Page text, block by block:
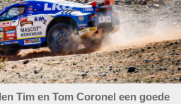
Tim en Tom Coronel een goede